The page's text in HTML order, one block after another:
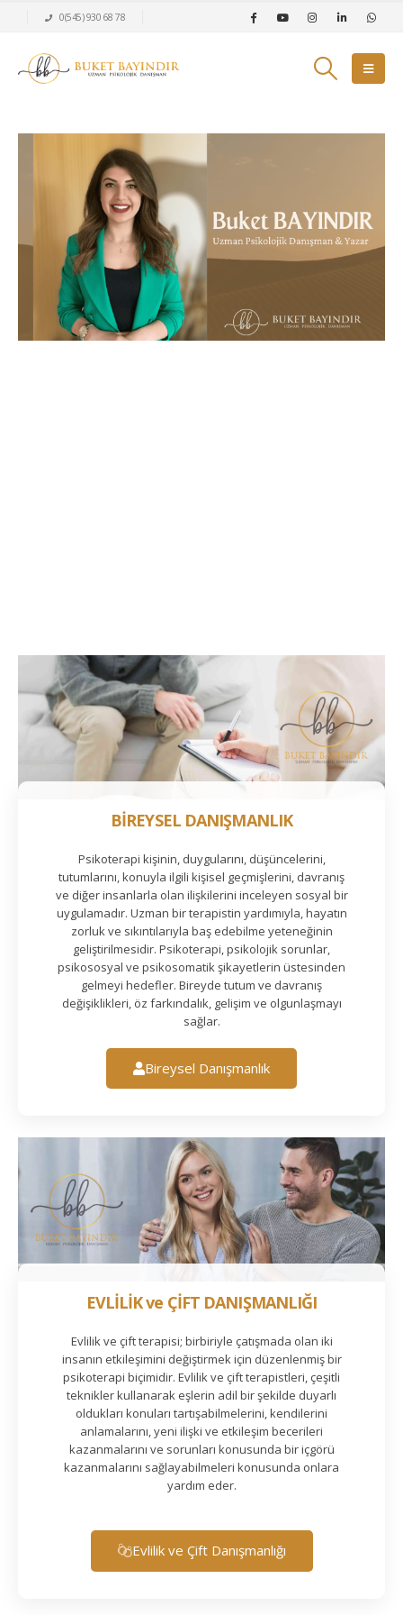
0(545) 930 68 78
BİREYSEL DANIŞMANLIK
Psikoterapi kişinin, duygularını, düşüncelerini,
tutumlarını, konuyla ilgili kişisel geçmişlerini, davranış
ve diğer insanlarla olan ilişkilerini inceleyen sosyal bir
uygulamadır. Uzman bir terapistin yardımıyla, hayatın
zorluk ve sıkıntılarıyla baş edebilme yeteneğinin
geliştirilmesidir. Psikoterapi, psikolojik sorunlar,
psikososyal ve psikosomatik şikayetlerin üstesinden
gelmeyi hedefler. Bireyde tutum ve davranış
değişiklikleri, öz farkındalık, gelişim ve olgunlaşmayı
sağlar.
Bireysel Danışmanlık
EVLİLİK ve ÇİFT DANIŞMANLIĞI
Evlilik ve çift terapisi; birbiriyle çatışmada olan iki
insanın etkileşimini değiştirmek için düzenlenmiş bir
psikoterapi biçimidir. Evlilik ve çift terapistleri, çeşitli
teknikler kullanarak eşlerin adil bir şekilde duyarlı
oldukları konuları tartışabilmelerini, kendilerini
anlamalarını, yeni ilişki ve etkileşim becerileri
kazanmalarını ve sorunları konusunda bir içgörü
kazanmalarını sağlayabilmeleri konusunda onlara
yardım eder.
Evlilik ve Çift Danışmanlığı